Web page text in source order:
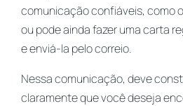
comunicação confiáveis, como
ou pode ainda fazer uma carta
e enviá-la pelo correio.
Nessa comunicação, deve
claramente que você deseja